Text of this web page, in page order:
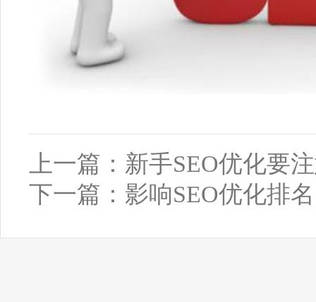
上一篇： 新手SEO优化要
下一篇： 影响SEO优化排